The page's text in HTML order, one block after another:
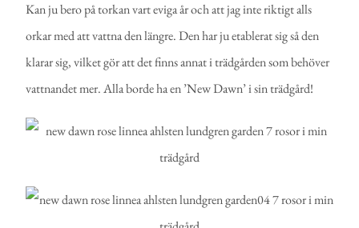
Kan ju bero på torkan vart eviga år och att jag inte riktigt alls
orkar med att vattna den längre. Den har ju etablerat sig så den
klarar sig, vilket gör att det finns annat i trädgårdensom behöver
vattnandet mer. Alla borde ha en ’New Dawn’ i sin trädgård!